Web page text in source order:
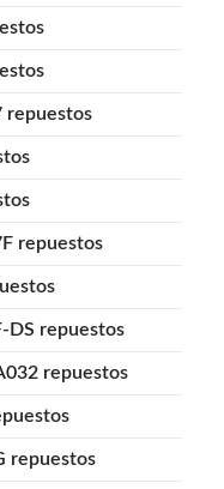
repuestos
repuestos
DS repuestos
repuestos
repuestos